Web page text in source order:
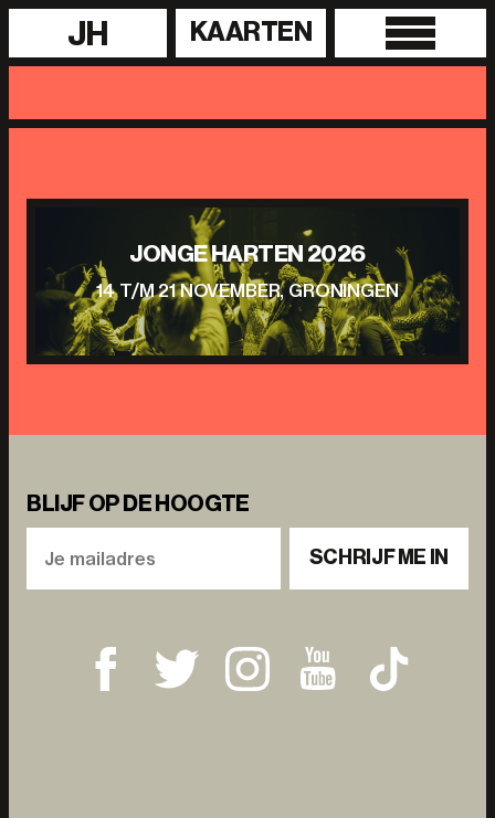
JH KAARTEN
JONGE HARTEN 2026
14 T/M 21 NOVEMBER, GRONINGEN
BLIJF OP DE HOOGTE
SCHRIJF ME IN